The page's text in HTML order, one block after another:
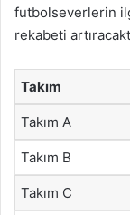
futbolseverlerin
rekabeti
Takım
Takım A
Takım B
Takım C